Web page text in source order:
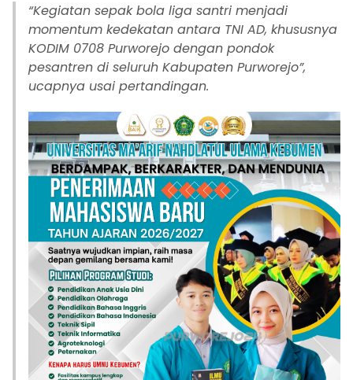
“Kegiatan sepak bola liga santri menjadi
momentum kedekatan antara TNI AD, khususnya
KODIM 0708 Purworejo dengan pondok
pesantren di seluruh Kabupaten Purworejo”,
ucapnya usai pertandingan.